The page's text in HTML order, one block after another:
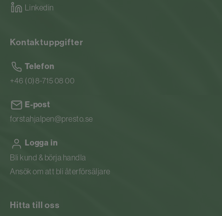
Linkedin
Kontaktuppgifter
Telefon
+46 (0)8-715 08 00
E-post
forstahjalpen@presto.se
Logga in
Bli kund & börja handla
Ansök om att bli återförsäljare
Hitta till oss